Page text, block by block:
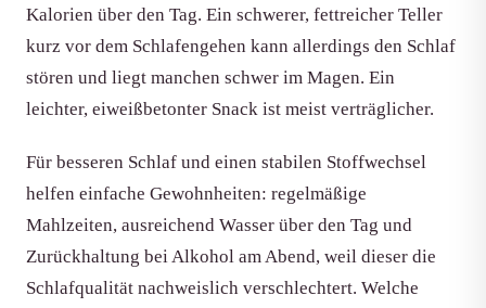
Kalorien über den Tag. Ein schwerer, fettreicher Teller
kurz vor dem Schlafengehen kann allerdings den Schlaf
stören und liegt manchen schwer im Magen. Ein
leichter, eiweißbetonter Snack ist meist verträglicher.
Für besseren Schlaf und einen stabilen Stoffwechsel
helfen einfache Gewohnheiten: regelmäßige
Mahlzeiten, ausreichend Wasser über den Tag und
Zurückhaltung bei Alkohol am Abend, weil dieser die
Schlafqualität nachweislich verschlechtert. Welche